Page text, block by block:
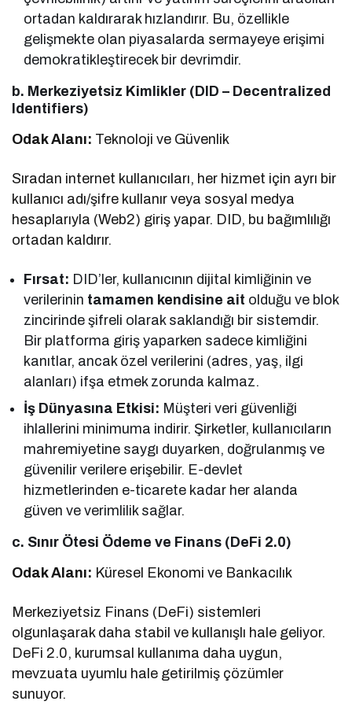
ortadan kaldırarak hızlandırır. Bu, özellikle
gelişmekte olan piyasalarda sermayeye erişimi
demokratikleştirecek bir devrimdir.
b. Merkeziyetsiz Kimlikler (DID – Decentralized
Identifiers)
Odak Alanı: Teknoloji ve Güvenlik
Sıradan internet kullanıcıları, her hizmet için ayrı bir
kullanıcı adı/şifre kullanır veya sosyal medya
hesaplarıyla (Web2) giriş yapar. DID, bu bağımlılığı
ortadan kaldırır.
Fırsat: DID’ler, kullanıcının dijital kimliğinin ve
verilerinin tamamen kendisine ait olduğu ve blok
zincirinde şifreli olarak saklandığı bir sistemdir.
Bir platforma giriş yaparken sadece kimliğini
kanıtlar, ancak özel verilerini (adres, yaş, ilgi
alanları) ifşa etmek zorunda kalmaz.
İş Dünyasına Etkisi: Müşteri veri güvenliği
ihlallerini minimuma indirir. Şirketler, kullanıcıların
mahremiyetine saygı duyarken, doğrulanmış ve
güvenilir verilere erişebilir. E-devlet
hizmetlerinden e-ticarete kadar her alanda
güven ve verimlilik sağlar.
c. Sınır Ötesi Ödeme ve Finans (DeFi 2.0)
Odak Alanı: Küresel Ekonomi ve Bankacılık
Merkeziyetsiz Finans (DeFi) sistemleri
olgunlaşarak daha stabil ve kullanışlı hale geliyor.
DeFi 2.0, kurumsal kullanıma daha uygun,
mevzuata uyumlu hale getirilmiş çözümler
sunuyor.